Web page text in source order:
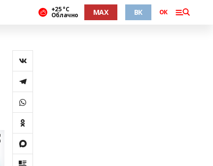
+25 °С
Облачно MAX ВК ОК